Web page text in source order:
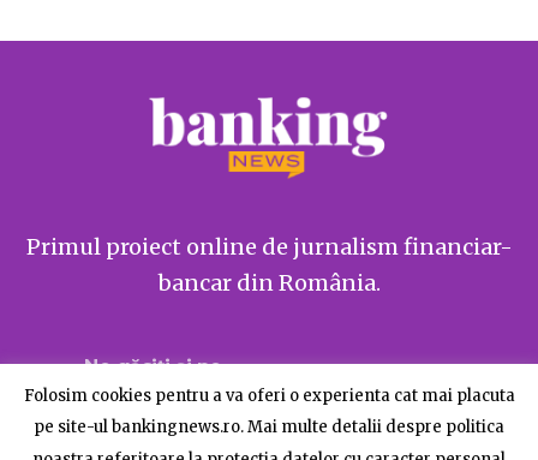
Primul proiect online de jurnalism financiar-
bancar din România.
Ne găsiți și pe
Folosim cookies pentru a va oferi o experienta cat mai placuta
pe site-ul bankingnews.ro. Mai multe detalii despre politica